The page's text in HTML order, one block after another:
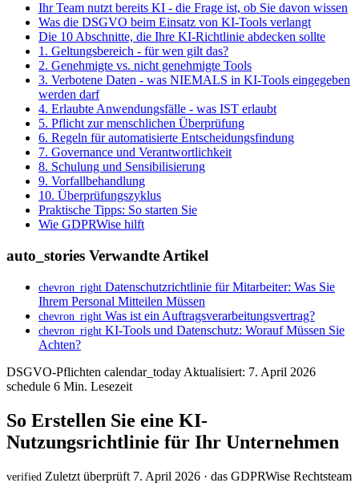
Ihr Team nutzt bereits KI - die Frage ist, ob Sie davon wissen
Was die DSGVO beim Einsatz von KI-Tools verlangt
Die 10 Abschnitte, die Ihre KI-Richtlinie abdecken sollte
1. Geltungsbereich - für wen gilt das?
2. Genehmigte vs. nicht genehmigte Tools
3. Verbotene Daten - was NIEMALS in KI-Tools eingegeben
werden darf
4. Erlaubte Anwendungsfälle - was IST erlaubt
5. Pflicht zur menschlichen Überprüfung
6. Regeln für automatisierte Entscheidungsfindung
7. Governance und Verantwortlichkeit
8. Schulung und Sensibilisierung
9. Vorfallbehandlung
10. Überprüfungszyklus
Praktische Tipps: So starten Sie
Wie GDPRWise hilft
auto_stories Verwandte Artikel
chevron_right Datenschutzrichtlinie für Mitarbeiter: Was Sie
Ihrem Personal Mitteilen Müssen
chevron_right Was ist ein Auftragsverarbeitungsvertrag?
chevron_right KI-Tools und Datenschutz: Worauf Müssen Sie
Achten?
DSGVO-Pflichten calendar_today Aktualisiert: 7. April 2026
schedule 6 Min. Lesezeit
So Erstellen Sie eine KI-
Nutzungsrichtlinie für Ihr Unternehmen
verified Zuletzt überprüft 7. April 2026 · das GDPRWise Rechtsteam